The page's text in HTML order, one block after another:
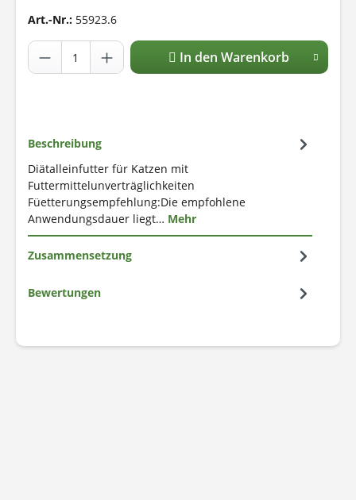
Art.-Nr.: 55923.6
In den Warenkorb
Beschreibung
Diätalleinfutter für Katzen mit
Futtermittelunverträglichkeiten
Füetterungsempfehlung:Die empfohlene
Anwendungsdauer liegt… Mehr
Zusammensetzung
Bewertungen